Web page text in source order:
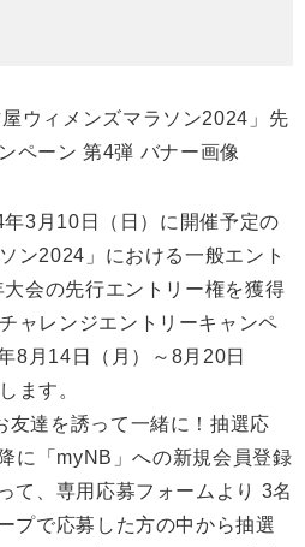
3月10日（日）に開催予定の
ン2024」における一般エント
会の先行エントリー権を獲得
ャレンジエントリーキャンペ
8月14日（月）～8月20日
ます。
友達を誘って一緒に！抽選応
に「myNB」への新規会員登録
て、専用応募フォームより 3名
プで応募した方の中から抽選